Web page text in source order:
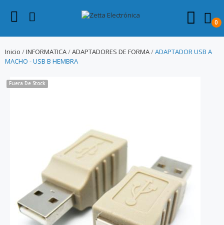
0
Inicio INFORMATICA ADAPTADORES DE FORMA
ADAPTADOR USB A
MACHO - USB B HEMBRA
Fuera De Stock